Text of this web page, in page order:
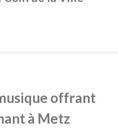
offrant
à Metz